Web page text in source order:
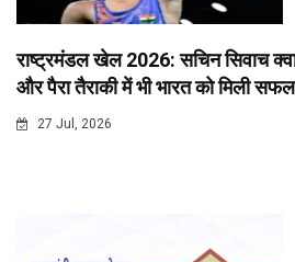
राष्ट्रमंडल खेल 2026: सचिन सिवाच
और पैरा तैराकी में भी भारत को मिली
27 Jul, 2026